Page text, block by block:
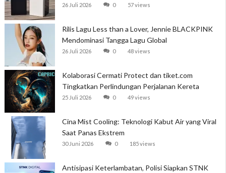
26 Juli 2026 0 57 views
Rilis Lagu Less than a Lover, Jennie BLACKPINK
Mendominasi Tangga Lagu Global
26 Juli 2026 0 48 views
Kolaborasi Cermati Protect dan tiket.com
Tingkatkan Perlindungan Perjalanan Kereta
25 Juli 2026 0 49 views
Cina Mist Cooling: Teknologi Kabut Air yang Viral
Saat Panas Ekstrem
30 Juni 2026 0 185 views
Antisipasi Keterlambatan, Polisi Siapkan STNK